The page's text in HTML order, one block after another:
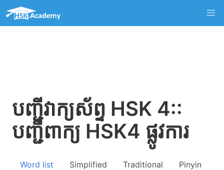
បញ្ជីវាក្យស័ព្ទ HSK 4::
បញ្ជីពាក្យ HSK4 ផ្លូវការ
Word list Simplified Traditional Pinyin